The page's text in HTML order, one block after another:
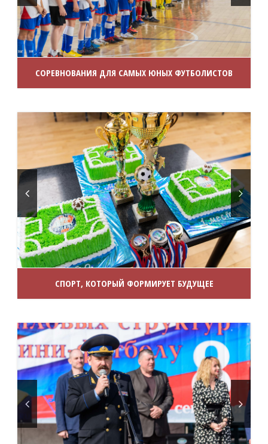
СОРЕВНОВАНИЯ ДЛЯ САМЫХ ЮНЫХ ФУТБОЛИСТОВ
СПОРТ, КОТОРЫЙ ФОРМИРУЕТ БУДУЩЕЕ